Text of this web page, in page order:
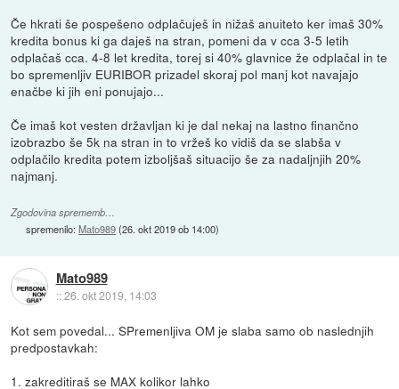
Če hkrati še pospešeno odplačuješ in nižaš anuiteto ker imaš 30%
kredita bonus ki ga daješ na stran, pomeni da v cca 3-5 letih
odplačaš cca. 4-8 let kredita, torej si 40% glavnice že odplačal in te
bo spremenljiv EURIBOR prizadel skoraj pol manj kot navajajo
enačbe ki jih eni ponujajo...
Če imaš kot vesten državljan ki je dal nekaj na lastno finančno
izobrazbo še 5k na stran in to vržeš ko vidiš da se slabša v
odplačilo kredita potem izboljšaš situacijo še za nadaljnjih 20%
najmanj.
Zgodovina sprememb…
spremenilo:Mato989(26. okt 2019 ob 14:00)
Mato989
::26. okt 2019, 14:03
Kot sem povedal... SPremenljiva OM je slaba samo ob naslednjih
predpostavkah:
1. zakreditiraš se MAX kolikor lahko